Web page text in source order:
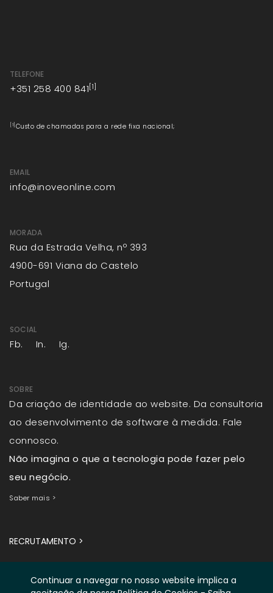
TELEFONE
+351 258 400 841[1]
[1] Custo de chamadas para a rede fixa nacional;
EMAIL
info@inoveonline.com
MORADA
Rua da Estrada Velha, nº 393
4900-691 Viana do Castelo
Portugal
SOCIAL
Fb. In. Ig.
SOBRE
Da criação de identidade ao website. Da consultoria
ao desenvolvimento de software à medida. Fale
connosco.
Não imagina o que a tecnologia pode fazer pelo
seu negócio.
Saber mais >
RECRUTAMENTO >
Continuar a navegar no nosso website implica a